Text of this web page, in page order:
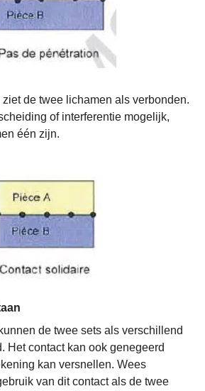
de twee lichamen als verbonden.
of interferentie mogelijk,
één zijn.
de twee sets als verschillend
Het contact kan ook genegeerd
kan versnellen. Wees
van dit contact als de twee